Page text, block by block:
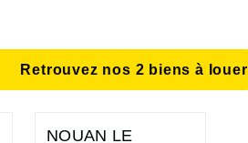
Retrouvez nos 2 biens à louer
NOUAN LE